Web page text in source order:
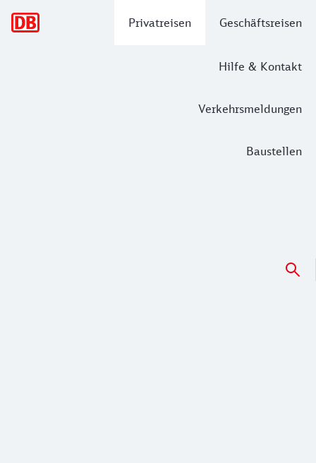
Privatreisen Geschäftsreisen
Hilfe & Kontakt
Verkehrsmeldungen
Baustellen